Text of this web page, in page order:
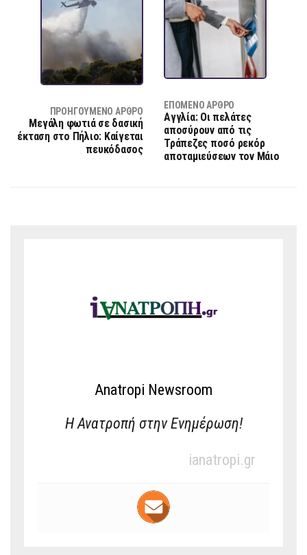
ΠΡΟΗΓΟΎΜΕΝΟ ΆΡΘΡΟ
Μεγάλη φωτιά σε δασική
έκταση στο Πήλιο: Καίγεται
πευκόδασος
ΕΠΌΜΕΝΟ ΆΡΘΡΟ
Αγγλία: Οι πελάτες
αποσύρουν από τις
Τράπεζες ποσό ρεκόρ
αποταμιεύσεων τον Μάιο
Anatropi Newsroom
Η Ανατροπή στην Ενημέρωση!
ianatropi.gr